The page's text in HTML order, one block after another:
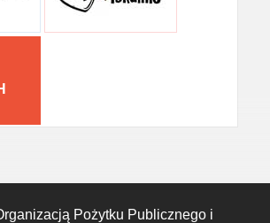
Pożytku Publicznego i